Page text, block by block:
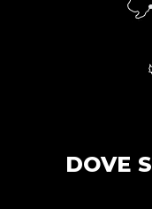
DOVE